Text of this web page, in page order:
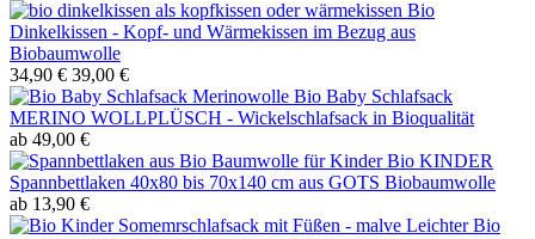
Bio
Dinkelkissen - Kopf- und Wärmekissen im Bezug aus
Biobaumwolle
34,90 € 39,00 €
Bio Baby Schlafsack
MERINO WOLLPLÜSCH - Wickelschlafsack in Bioqualität
ab 49,00 €
Bio KINDER
Spannbettlaken 40x80 bis 70x140 cm aus GOTS Biobaumwolle
ab 13,90 €
Leichter Bio